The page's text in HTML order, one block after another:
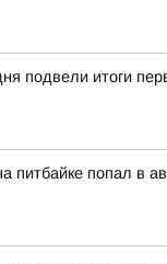
подвели итоги
питбайке попал в